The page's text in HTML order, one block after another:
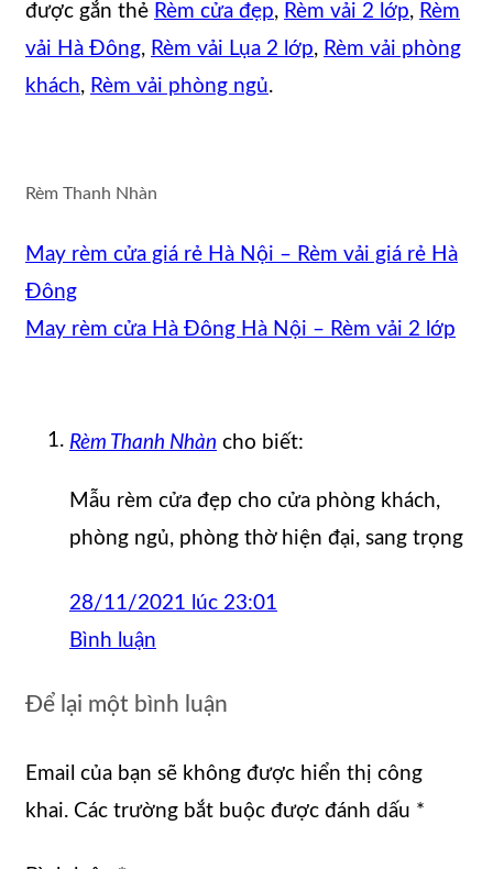
được gắn thẻ Rèm cửa đẹp, Rèm vải 2 lớp, Rèm
vải Hà Đông, Rèm vải Lụa 2 lớp, Rèm vải phòng
khách, Rèm vải phòng ngủ.
Rèm Thanh Nhàn
May rèm cửa giá rẻ Hà Nội – Rèm vải giá rẻ Hà
Đông
May rèm cửa Hà Đông Hà Nội – Rèm vải 2 lớp
Rèm Thanh Nhàn cho biết:
Mẫu rèm cửa đẹp cho cửa phòng khách,
phòng ngủ, phòng thờ hiện đại, sang trọng
28/11/2021 lúc 23:01
Bình luận
Để lại một bình luận
Email của bạn sẽ không được hiển thị công
khai. Các trường bắt buộc được đánh dấu *